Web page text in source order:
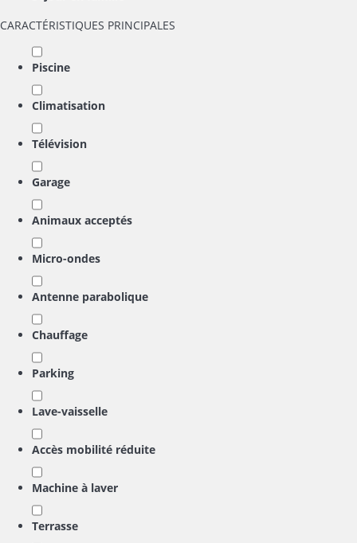
CARACTÉRISTIQUES PRINCIPALES
Piscine
Climatisation
Télévision
Garage
Animaux acceptés
Micro-ondes
Antenne parabolique
Chauffage
Parking
Lave-vaisselle
Accès mobilité réduite
Machine à laver
Terrasse